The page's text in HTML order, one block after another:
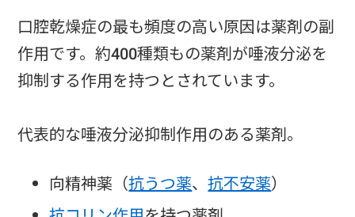
口腔乾燥症の最も頻度の高い原因は薬剤の副
作用です。約400種類もの薬剤が唾液分泌を
抑制する作用を持つとされています。
代表的な唾液分泌抑制作用のある薬剤。
向精神薬（抗うつ薬、抗不安薬）